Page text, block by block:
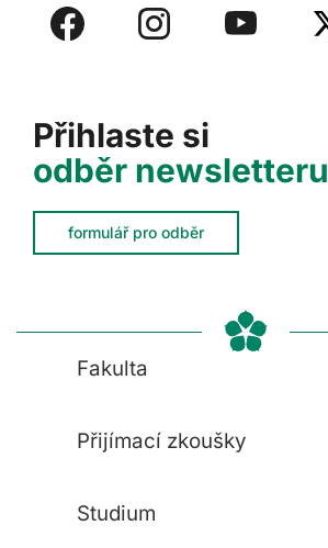
Přihlaste si
odběr newsletteru
formulář pro odběr
Fakulta
Přijímací zkoušky
Studium